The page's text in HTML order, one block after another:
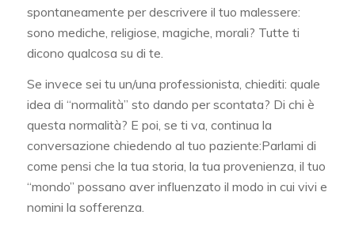
spontaneamente per descrivere il tuo malessere:
sono mediche, religiose, magiche, morali? Tutte ti
dicono qualcosa su di te.
Se invece sei tu un/una professionista, chiediti: quale
idea di “normalità” sto dando per scontata? Di chi è
questa normalità? E poi, se ti va, continua la
conversazione chiedendo al tuo paziente:Parlami di
come pensi che la tua storia, la tua provenienza, il tuo
“mondo” possano aver influenzato il modo in cui vivi e
nomini la sofferenza.